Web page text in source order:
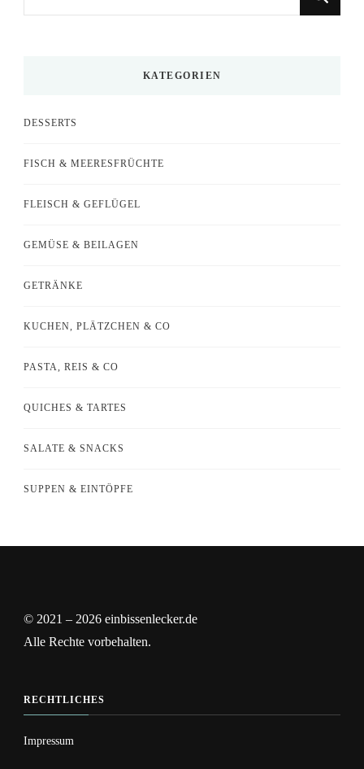
KATEGORIEN
DESSERTS
FISCH & MEERESFRÜCHTE
FLEISCH & GEFLÜGEL
GEMÜSE & BEILAGEN
GETRÄNKE
KUCHEN, PLÄTZCHEN & CO
PASTA, REIS & CO
QUICHES & TARTES
SALATE & SNACKS
SUPPEN & EINTÖPFE
© 2021 – 2026 einbissenlecker.de
Alle Rechte vorbehalten.
RECHTLICHES
Impressum